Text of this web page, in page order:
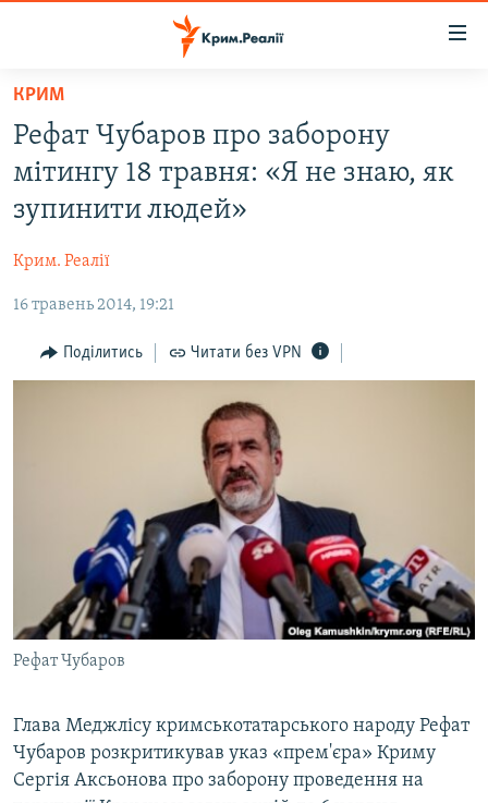
Перейти
основного
матеріалу
до
основної
навігації
Перейти
пошуку
НОВИНИ
ВОДА.КРИМ
ВІДЕО ТА ФОТО
БЛОГИ
ПОГЛЯД
ІНТЕРВ'Ю
ВІДЕОУРОКИ «ELIFBE»
СВІДЧЕННЯ ОКУПАЦІЇ
УКРАЇНСЬКА ПРОБЛЕМА КРИМУ
ІНФОГРАФІКА
ЯК ОБІЙТИ БЛОКУВАННЯ
Qırımtatar
ДОЛУЧАЙСЯ!
Усі сайти RFE/RL
КРИМ
Рефат Чубаров про заборону
мітингу 18 травня: «Я не знаю, як
зупинити людей»
Крим. Реалії
16 травень 2014, 19:21
Поділитись Читати без VPN
Рефат Чубаров
Глава Меджлісу кримськотатарського народу Рефат
Чубаров розкритикував указ «прем'єра» Криму
Сергія Аксьонова про заборону проведення на